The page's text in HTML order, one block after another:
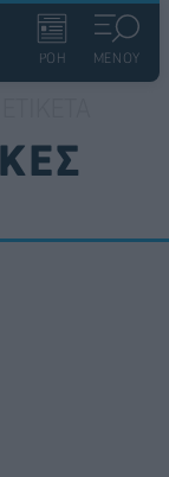
ΡΟΗ ΜΕΝΟΥ